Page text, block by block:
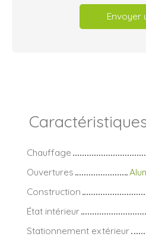
Envoyer
Chauffage
Ouvertures
Construction
État intérieur
Stationnement extérieur